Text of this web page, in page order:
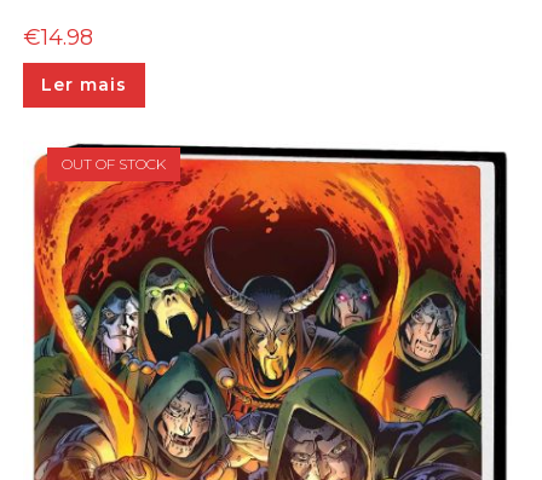
€14.98
Ler mais
OUT OF STOCK